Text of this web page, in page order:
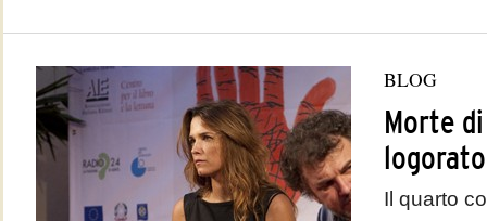
BLOG
Morte
Il quarto